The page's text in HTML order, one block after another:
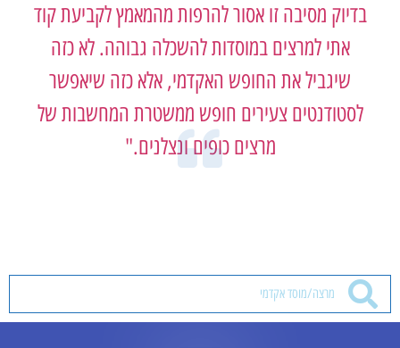
בדיוק מסיבה זו אסור להרפות מהמאמץ לקביעת קוד
אתי למרצים במוסדות להשכלה גבוהה. לא כזה
שיגביל את החופש האקדמי, אלא כזה שיאפשר
לסטודנטים צעירים חופש ממשטרת המחשבות של
מרצים כופים ונצלנים."